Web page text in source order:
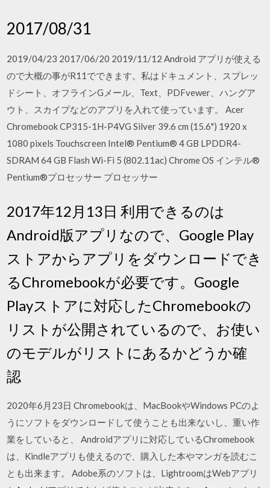
2017/08/31
2019/04/23 2017/06/20 2019/11/12 Android アプリが使える
ので大概の事がR11でできます。私はドキュメント、スプレッ
ドシート、オフラインGメール、Text、PDFvewer、ハングア
ウト、スカイプなどのアプリを入れて使っています。 Acer
Chromebook CP315-1H-P4VG Silver 39.6 cm (15.6") 1920 x
1080 pixels Touchscreen Intel® Pentium® 4 GB LPDDR4-
SDRAM 64 GB Flash Wi-Fi 5 (802.11ac) Chrome OS インテル®
Pentium®プロセッサー プロセッサー
2017年12月13日 利用できるのは
Android版アプリなので、Google Play
ストアからアプリをダウンロードでき
るChromebookが必要です。Google
Playストアに対応したChromebookの
リストが公開されているので、お使い
のモデルがリストにあるかどうか確
認
2020年6月23日 Chromebookは、MacBookやWindows PCのよ
うにソフトをダウンロードして使うことも出来ないし、重い作
業をしていると、 Androidアプリに対応しているChromebook
は、Kindleアプリも使えるので、購入した本やマンガを読むこ
とも出来ます。 Adobe系のソフトは、LightroomはWebアプリ